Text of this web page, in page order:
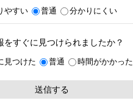
やすい 普通 分かりにくい
をすぐに見つけられましたか？
見つけた 普通 時間がかかった